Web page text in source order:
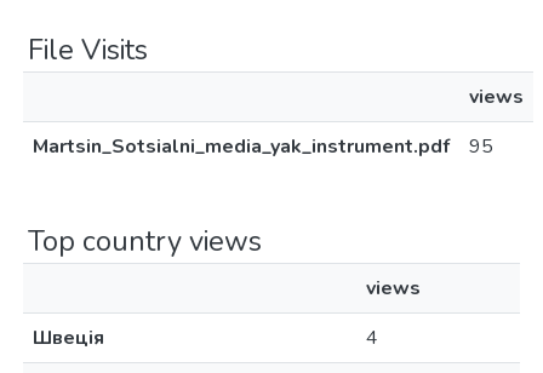
File Visits
views
Martsin_Sotsialni_media_yak_instrument.pdf
95
Top country views
views
Швеція
4